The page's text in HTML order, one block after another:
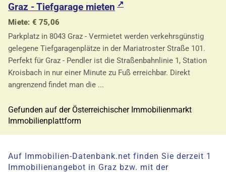
Graz - Tiefgarage mieten
Miete: € 75,06
Parkplatz in 8043 Graz - Vermietet werden verkehrsgünstig
gelegene Tiefgaragenplätze in der Mariatroster Straße 101.
Perfekt für Graz - Pendler ist die Straßenbahnlinie 1, Station
Kroisbach in nur einer Minute zu Fuß erreichbar. Direkt
angrenzend findet man die ...
Gefunden auf der Österreichischer Immobilienmarkt
Immobilienplattform
Auf Immobilien-Datenbank.net finden Sie derzeit 1
Immobilienangebot in Graz bzw. mit der